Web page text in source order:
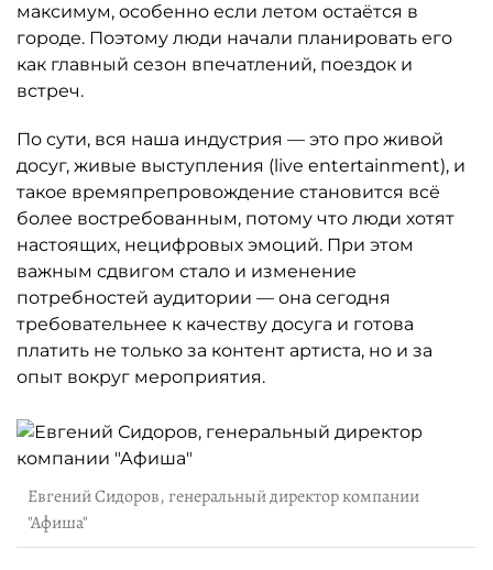
максимум, особенно если летом остаётся в
городе. Поэтому люди начали планировать его
как главный сезон впечатлений, поездок и
встреч.
По сути, вся наша индустрия — это про живой
досуг, живые выступления (live entertainment), и
такое времяпрепровождение становится всё
более востребованным, потому что люди хотят
настоящих, нецифровых эмоций. При этом
важным сдвигом стало и изменение
потребностей аудитории — она сегодня
требовательнее к качеству досуга и готова
платить не только за контент артиста, но и за
опыт вокруг мероприятия.
Евгений Сидоров, генеральный директор компании
"Афиша"